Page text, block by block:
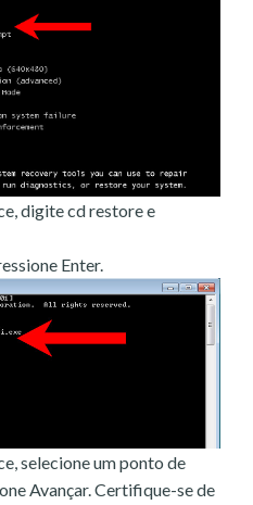
digite cd restore e
Enter.
selecione um ponto de
Avançar. Certifique-se de